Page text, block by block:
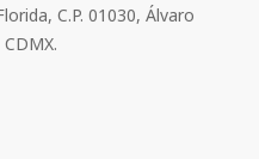
C.P. 01030, Álvaro